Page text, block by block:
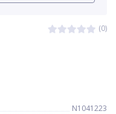
(0)
N1041223